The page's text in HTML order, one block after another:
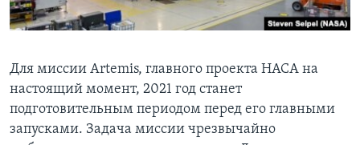
Для миссии Artemis, главного проекта НАСА на
настоящий момент, 2021 год станет
подготовительным периодом перед его главными
запусками. Задача миссии чрезвычайно